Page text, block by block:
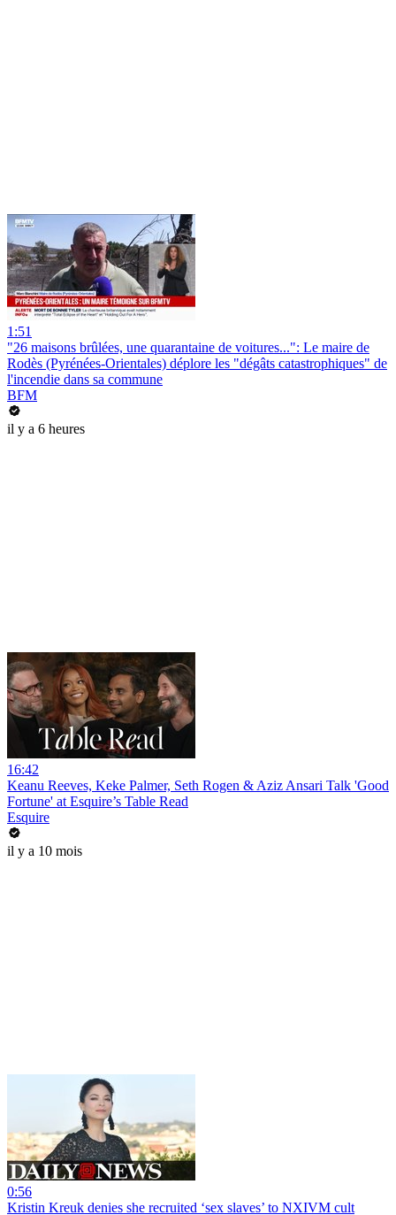
1:51
"26 maisons brûlées, une quarantaine de voitures...": Le maire de
Rodès (Pyrénées-Orientales) déplore les "dégâts catastrophiques" de
l'incendie dans sa commune
BFM
il y a 6 heures
16:42
Keanu Reeves, Keke Palmer, Seth Rogen & Aziz Ansari Talk 'Good
Fortune' at Esquire’s Table Read
Esquire
il y a 10 mois
0:56
Kristin Kreuk denies she recruited ‘sex slaves’ to NXIVM cult